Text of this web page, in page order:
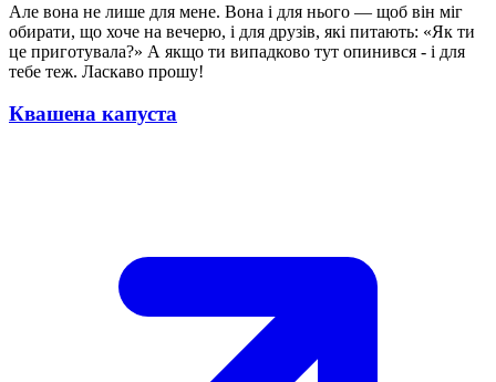
Але вона не лише для мене. Вона і для нього — щоб він міг
обирати, що хоче на вечерю, і для друзів, які питають: «Як ти
це приготувала?» А якщо ти випадково тут опинився - і для
тебе теж. Ласкаво прошу!
Квашена капуста